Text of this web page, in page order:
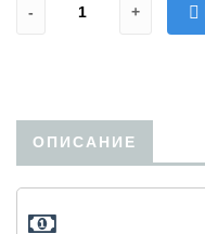
- +
ОПИСАНИЕ